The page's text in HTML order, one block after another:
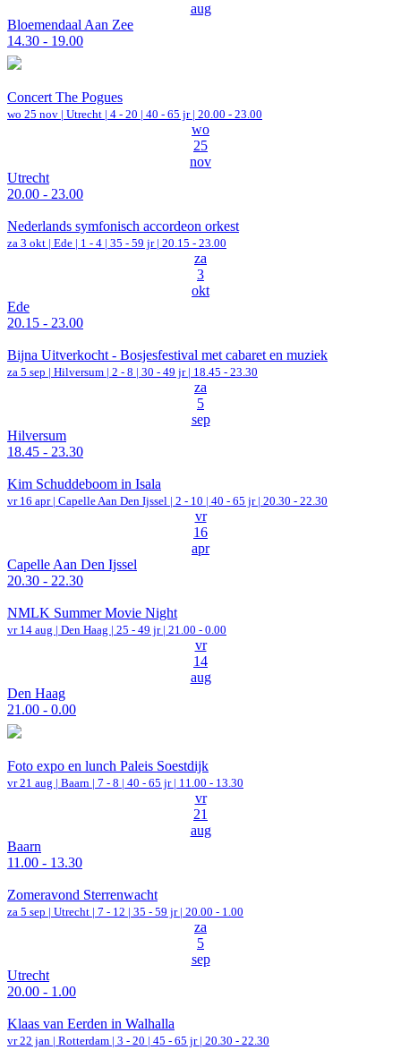
aug
Bloemendaal Aan Zee
14.30 - 19.00
Concert The Pogues
wo 25 nov | Utrecht | 4 - 20 | 40 - 65 jr | 20.00 - 23.00
wo
25
nov
Utrecht
20.00 - 23.00
Nederlands symfonisch accordeon orkest
za 3 okt | Ede | 1 - 4 | 35 - 59 jr | 20.15 - 23.00
za
3
okt
Ede
20.15 - 23.00
Bijna Uitverkocht - Bosjesfestival met cabaret en muziek
za 5 sep | Hilversum | 2 - 8 | 30 - 49 jr | 18.45 - 23.30
za
5
sep
Hilversum
18.45 - 23.30
Kim Schuddeboom in Isala
vr 16 apr | Capelle Aan Den Ijssel | 2 - 10 | 40 - 65 jr | 20.30 - 22.30
vr
16
apr
Capelle Aan Den Ijssel
20.30 - 22.30
NMLK Summer Movie Night
vr 14 aug | Den Haag | 25 - 49 jr | 21.00 - 0.00
vr
14
aug
Den Haag
21.00 - 0.00
Foto expo en lunch Paleis Soestdijk
vr 21 aug | Baarn | 7 - 8 | 40 - 65 jr | 11.00 - 13.30
vr
21
aug
Baarn
11.00 - 13.30
Zomeravond Sterrenwacht
za 5 sep | Utrecht | 7 - 12 | 35 - 59 jr | 20.00 - 1.00
za
5
sep
Utrecht
20.00 - 1.00
Klaas van Eerden in Walhalla
vr 22 jan | Rotterdam | 3 - 20 | 45 - 65 jr | 20.30 - 22.30